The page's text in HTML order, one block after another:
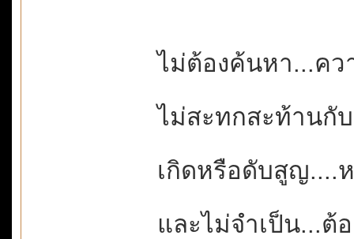
ไม่ต้องค้นหา...คว
ไม่สะทกสะท้านกั
เกิดหรือดับสูญ....
และไม่จำเป็น...ต้